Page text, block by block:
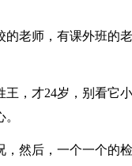
老师，有课外班的
，才24岁，别看它
然后，一个一个的